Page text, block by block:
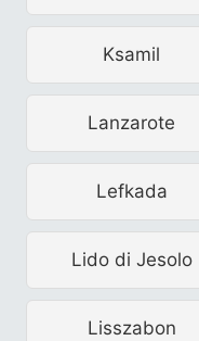
Ksamil
Lanzarote
Lefkada
Lido di Jesolo
Lisszabon